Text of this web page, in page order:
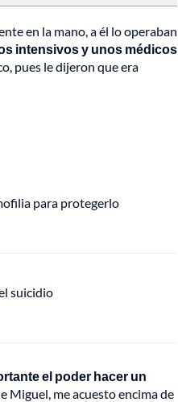
en la mano, a él lo operaban
intensivos y unos médicos
pues le dijeron que era
para protegerlo
suicidio
el poder hacer un
Miguel, me acuesto encima de